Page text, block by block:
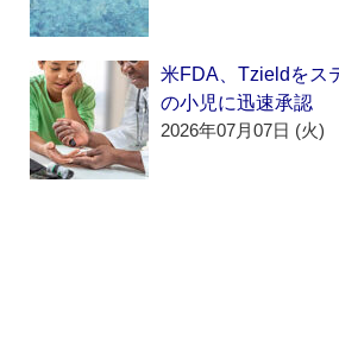
米FDA、Tzieldをス
の小児に迅速承認
2026年07月07日 (火)